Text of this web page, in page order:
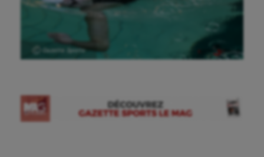
Aéronautique
Athlétisme
Ⓒ Gazette Sports